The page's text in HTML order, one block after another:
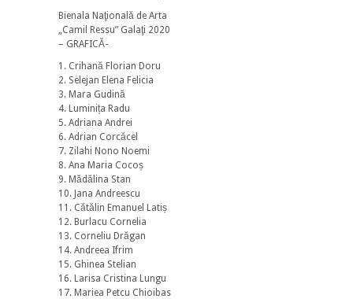
Bienala Naţională de Arta
„Camil Ressu” Galaţi 2020
– GRAFICĂ-
1. Crihană Florian Doru
2. Selejan Elena Felicia
3. Mara Gudină
4. Luminița Radu
5. Adriana Andrei
6. Adrian Corcăcel
7. Zilahi Nono Noemi
8. Ana Maria Cocoș
9. Mădălina Stan
10. Jana Andreescu
11. Cătălin Emanuel Latiș
12. Burlacu Cornelia
13. Corneliu Drăgan
14. Andreea Ifrim
15. Ghinea Stelian
16. Larisa Cristina Lungu
17. Mariea Petcu Chioibas